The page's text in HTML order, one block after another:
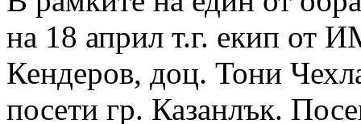
на 18 април т.г. екип от
Кендеров, доц. Тони
посети гр. Казанлък.